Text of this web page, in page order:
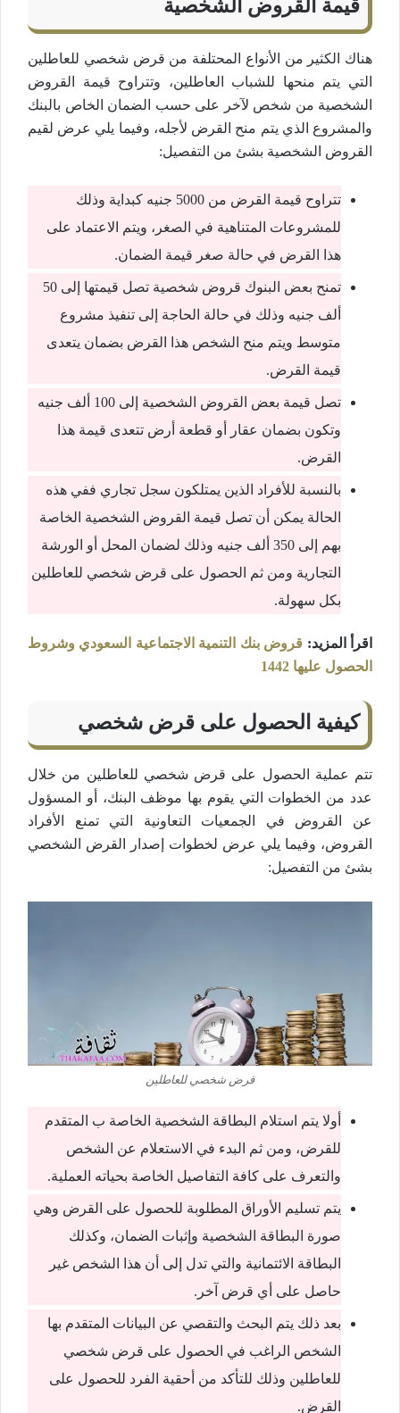
قيمة القروض الشخصية
هناك الكثير من الأنواع المحتلفة من قرض شخصي للعاطلين
التي يتم منحها للشباب العاطلين، وتتراوح قيمة القروض
الشخصية من شخص لآخر على حسب الضمان الخاص بالبنك
والمشروع الذي يتم منح القرض لأجله، وفيما يلي عرض لقيم
القروض الشخصية بشئ من التفصيل:
تتراوح قيمة القرض من 5000 جنيه كبداية وذلك
للمشروعات المتناهية في الصغر، ويتم الاعتماد على
هذا القرض في حالة صغر قيمة الضمان.
تمنح بعض البنوك قروض شخصية تصل قيمتها إلى 50
ألف جنيه وذلك في حالة الحاجة إلى تنفيذ مشروع
متوسط ويتم منح الشخص هذا القرض بضمان يتعدى
قيمة القرض.
تصل قيمة بعض القروض الشخصية إلى 100 ألف جنيه
وتكون بضمان عقار أو قطعة أرض تتعدى قيمة هذا
القرض.
بالنسبة للأفراد الذين يمتلكون سجل تجاري ففي هذه
الحالة يمكن أن تصل قيمة القروض الشخصية الخاصة
بهم إلى 350 ألف جنيه وذلك لضمان المحل أو الورشة
التجارية ومن ثم الحصول على قرض شخصي للعاطلين
بكل سهولة.
اقرأ المزيد: قروض بنك التنمية الاجتماعية السعودي وشروط
الحصول عليها 1442
كيفية الحصول على قرض شخصي
تتم عملية الحصول على قرض شخصي للعاطلين من خلال
عدد من الخطوات التي يقوم بها موظف البنك، أو المسؤول
عن القروض في الجمعيات التعاونية التي تمنع الأفراد
القروض، وفيما يلي عرض لخطوات إصدار القرض الشخصي
بشئ من التفصيل:
قرض شخصي للعاطلين
أولا يتم استلام البطاقة الشخصية الخاصة ب المتقدم
للقرض، ومن ثم البدء في الاستعلام عن الشخص
والتعرف على كافة التفاصيل الخاصة بحياته العملية.
يتم تسليم الأوراق المطلوبة للحصول على القرض وهي
صورة البطاقة الشخصية وإثبات الضمان، وكذلك
البطاقة الائتمانية والتي تدل إلى أن هذا الشخص غير
حاصل على أي قرض آخر.
بعد ذلك يتم البحث والتقصي عن البيانات المتقدم بها
الشخص الراغب في الحصول على قرض شخصي
للعاطلين وذلك للتأكد من أحقية الفرد للحصول على
القرض.